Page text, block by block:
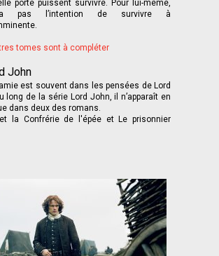
porte puissent survivre. Pour lui-même,
pas l’intention de survivre à
tomes sont à compléter
John
est souvent dans les pensées de Lord
long de la série Lord John, il n’apparaît en
dans deux des romans.
la Confrérie de l'épée et Le prisonnier